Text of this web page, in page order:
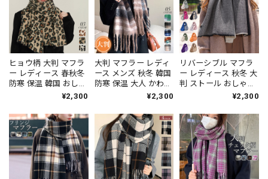
ヒョウ柄 大判 マフラ
ー レディース 春秋冬
防寒 保温 韓国 おしゃ
れ 大人 かわいい アニ
ジュアル 暖かい 膝掛
け 大人可愛い 大人女
子 [LW-CEZ009]
¥2,300
大判 マフラー レディ
ース メンズ 秋冬 韓国
防寒 保温 大人 かわい
い おしゃれ ボリュー
フリンジ ストール 大
人可愛い 大人女子
[LW-CEZ004]
¥2,300
リバーシブル マフラ
ー レディース 秋冬 大
判 ストール おしゃれ
大人 かわいい 防寒 保
通学 韓国 ブランケッ
ト 大人可愛い 大人女
子 [LW-CDZ044]
¥2,300